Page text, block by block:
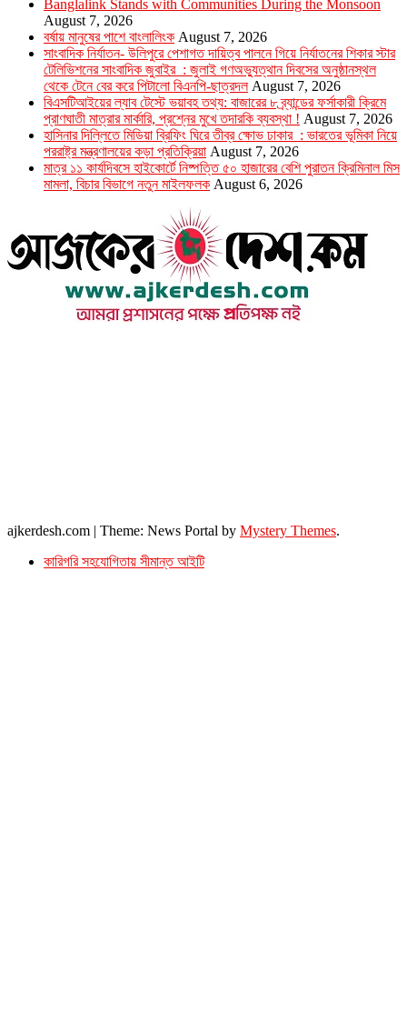
Banglalink Stands with Communities During the Monsoon
August 7, 2026
বর্ষায় মানুষের পাশে বাংলালিংক August 7, 2026
সাংবাদিক নির্যাতন- উলিপুরে পেশাগত দায়িত্ব পালনে গিয়ে নির্যাতনের শিকার স্টার
টেলিভিশনের সাংবাদিক জুবাইর : জুলাই গণঅভ্যুত্থান দিবসের অনুষ্ঠানস্থল
থেকে টেনে বের করে পিটালো বিএনপি-ছাত্রদল August 7, 2026
বিএসটিআইয়ের ল্যাব টেস্টে ভয়াবহ তথ্য: বাজারের ৮ ব্র্যান্ডের ফর্সাকারী ক্রিমে
প্রাণঘাতী মাত্রার মার্কারি, প্রশ্নের মুখে তদারকি ব্যবস্থা ! August 7, 2026
হাসিনার দিল্লিতে মিডিয়া ব্রিফিং ঘিরে তীব্র ক্ষোভ ঢাকার : ভারতের ভূমিকা নিয়ে
পররাষ্ট্র মন্ত্রণালয়ের কড়া প্রতিক্রিয়া August 7, 2026
মাত্র ১১ কার্যদিবসে হাইকোর্টে নিষ্পত্তি ৫০ হাজারের বেশি পুরাতন ক্রিমিনাল মিস
মামলা, বিচার বিভাগে নতুন মাইলফলক August 6, 2026
ajkerdesh.com | Theme: News Portal by Mystery Themes.
কারিগরি সহযোগিতায় সীমান্ত আইটি